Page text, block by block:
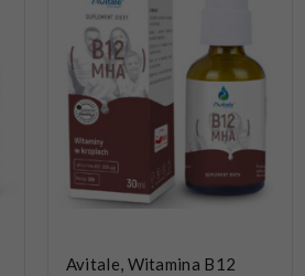
Avitale, Witamina B12